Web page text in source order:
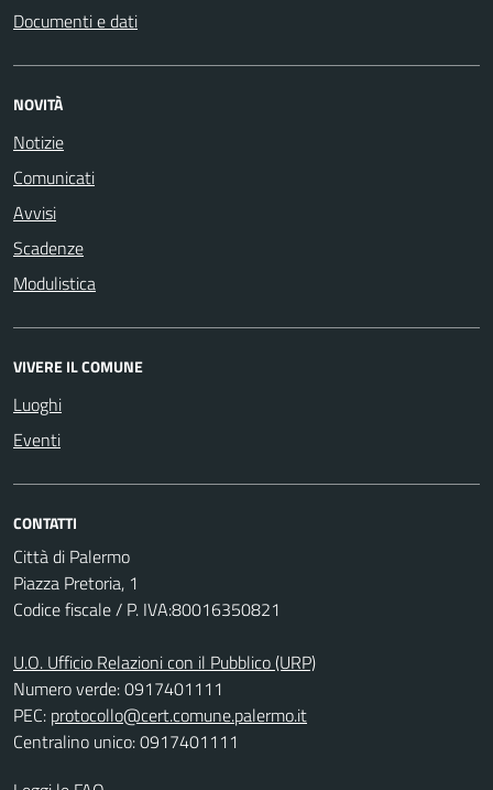
Documenti e dati
NOVITÀ
Notizie
Comunicati
Avvisi
Scadenze
Modulistica
VIVERE IL COMUNE
Luoghi
Eventi
CONTATTI
Città di Palermo
Piazza Pretoria, 1
Codice fiscale / P. IVA:80016350821
U.O. Ufficio Relazioni con il Pubblico (URP)
Numero verde: 0917401111
PEC: protocollo@cert.comune.palermo.it
Centralino unico: 0917401111